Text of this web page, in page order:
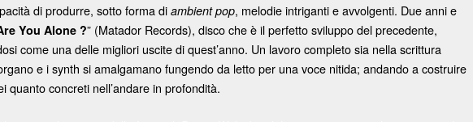
di produrre, sotto forma di ambient pop, melodie intriganti e avvolgenti. Due anni e
You Alone ?” (Matador Records), disco che è il perfetto sviluppo del precedente,
come una delle migliori uscite di quest’anno. Un lavoro completo sia nella scrittura
e i synth si amalgamano fungendo da letto per una voce nitida; andando a costruire
quanto concreti nell’andare in profondità.